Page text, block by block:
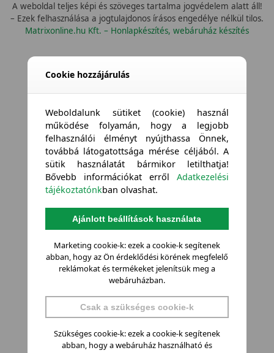
A weboldal teljes képi és szöveges tartalma jogvédelem alatt áll!
– Ezek felhasználása a jogtulajdonos írásos engedélye nélkül tilos.
Matrixonline.hu Kft. – Honlapkészítés, webáruház készítés
Cookie hozzájárulás
Weboldalunk sütiket (cookie) használ
működése folyamán, hogy a legjobb
felhasználói élményt nyújthassa Önnek,
továbbá látogatottsága mérése céljából. A
sütik használatát bármikor letilthatja!
Bővebb információkat errőlAdatkezelési
tájékoztatónkban olvashat.
Ajánlott beállítások használata
Marketing cookie-k: ezek a cookie-k segítenek
abban, hogy az Ön érdeklődési körének megfelelő
reklámokat és termékeket jelenítsük meg a
webáruházban.
Csak a szükséges cookie-k
Szükséges cookie-k: ezek a cookie-k segítenek
abban, hogy a webáruház használható és